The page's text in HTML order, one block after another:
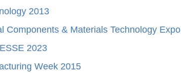
2013
Components & Materials Technology Expo
2023
Week 2015